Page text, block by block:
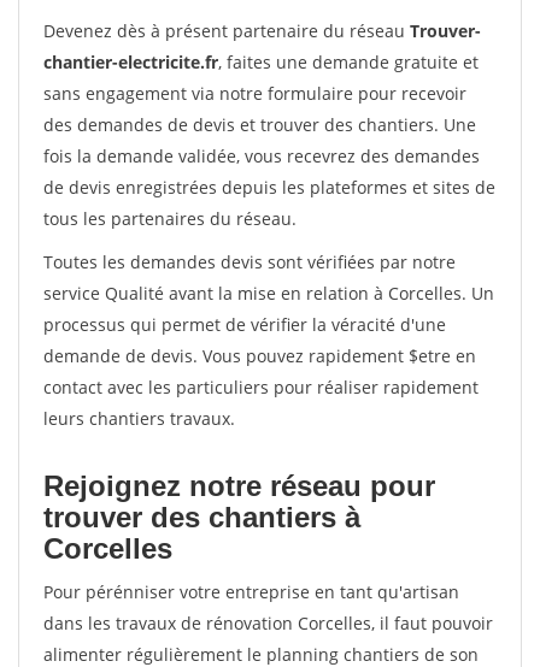
Devenez dès à présent partenaire du réseau Trouver-
chantier-electricite.fr, faites une demande gratuite et
sans engagement via notre formulaire pour recevoir
des demandes de devis et trouver des chantiers. Une
fois la demande validée, vous recevrez des demandes
de devis enregistrées depuis les plateformes et sites de
tous les partenaires du réseau.
Toutes les demandes devis sont vérifiées par notre
service Qualité avant la mise en relation à Corcelles. Un
processus qui permet de vérifier la véracité d'une
demande de devis. Vous pouvez rapidement $etre en
contact avec les particuliers pour réaliser rapidement
leurs chantiers travaux.
Rejoignez notre réseau pour
trouver des chantiers à
Corcelles
Pour pérénniser votre entreprise en tant qu'artisan
dans les travaux de rénovation Corcelles, il faut pouvoir
alimenter régulièrement le planning chantiers de son